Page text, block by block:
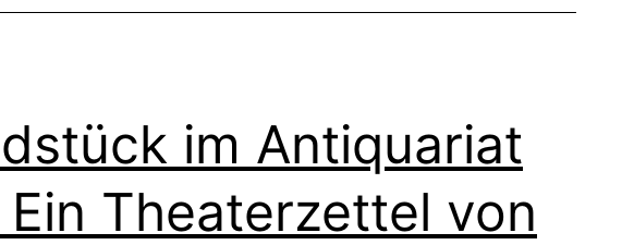
im Antiquariat
Ein Theaterzettel von